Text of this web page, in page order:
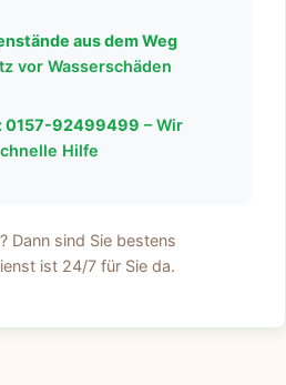
aus dem Weg
vor Wasserschäden
0157-92499499 – Wir
Hilfe
Dann sind Sie bestens
ist 24/7 für Sie da.